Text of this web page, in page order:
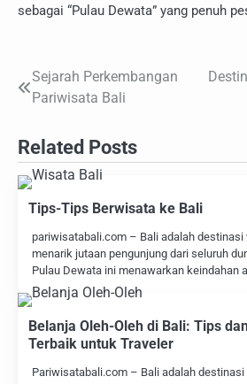
sebagai “Pulau Dewata” yang penuh
Navigasi
Sejarah Perkembangan
Pariwisata Bali
Related Posts
Tips-Tips Berwisata ke Bali
pariwisatabali.com – Bali adalah destinasi
menarik jutaan pengunjung dari seluruh
Pulau Dewata ini menawarkan keindahan
Belanja Oleh-Oleh di Bali: Tips
Terbaik untuk Traveler
Pariwisatabali.com – Bali adalah